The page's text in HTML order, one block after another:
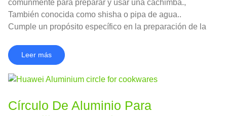
comúnmente para preparar y usar una cachimba.,
También conocida como shisha o pipa de agua..
Cumple un propósito específico en la preparación de la
del carbón y del tabaco..
Leer más
Círculo De Aluminio Para